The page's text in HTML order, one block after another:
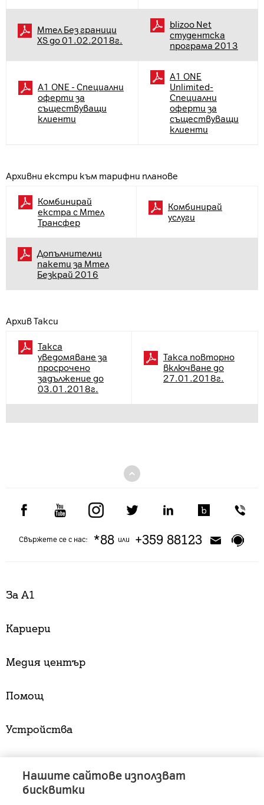
Мтел Без граници
XS до 01.02.2018г.
blizoo Net
студентска
програма 2013
А1 ONE - Специални
оферти за
съществуващи
клиенти
А1 ONE
Unlimited-
Специални
оферти за
съществуващи
клиенти
Архивни екстри към тарифни планове
Комбинирай
екстра с Мтел
Трансфер
Комбинирай
услуги
Допълнителни
пакети за Мтел
Безкрай 2016
Архив Такси
Такса
уведомяване за
просрочено
задължение до
03.01.2018г.
Такса повторно
включване до
27.01.2018г.
Свържете се с нас: *88или +359 88123
За А1
Кариери
Медия център
Помощ
Устройства
Нашите сайтове използват
бисквитки